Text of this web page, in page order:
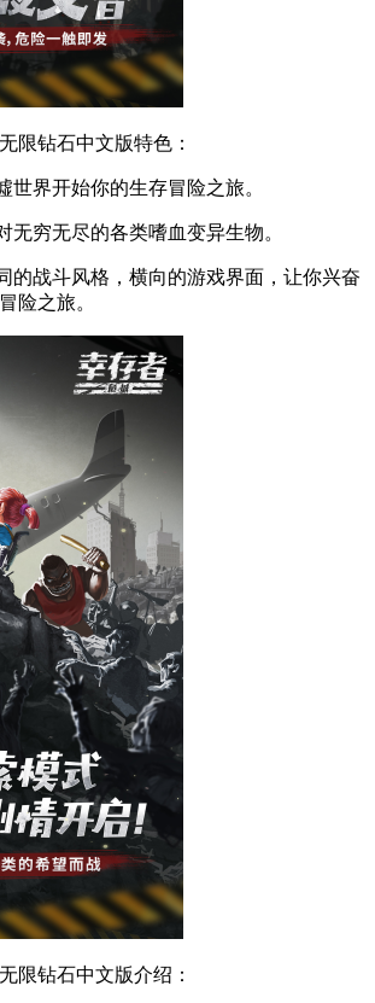
限钻石中文版特色：
世界开始你的生存冒险之旅。
无穷无尽的各类嗜血变异生物。
的战斗风格，横向的游戏界面，让你兴奋
险之旅。
限钻石中文版介绍：